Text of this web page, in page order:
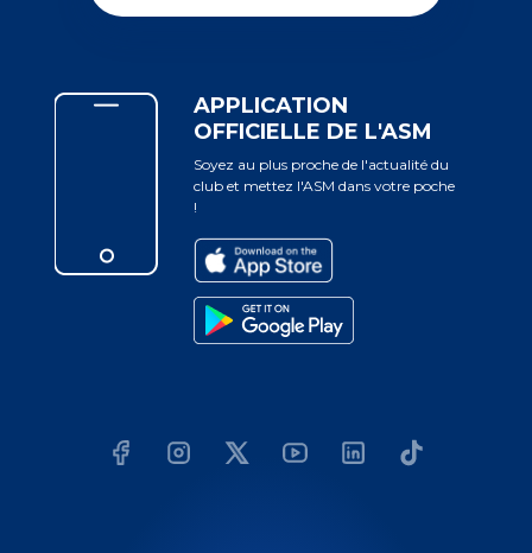
APPLICATION
OFFICIELLE DE L'ASM
Soyez au plus proche de l'actualité du
club et mettez l'ASM dans votre poche
!